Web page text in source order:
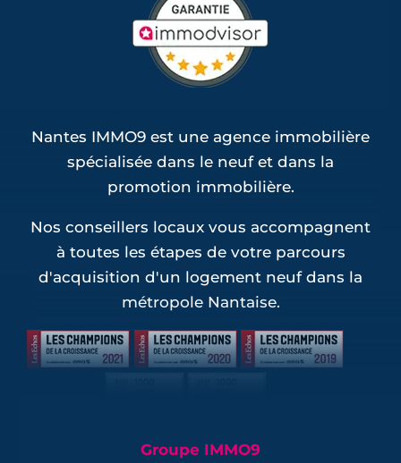
Nantes IMMO9 est une agence immobilière
spécialisée dans le neuf et dans la
promotion immobilière.
Nos conseillers locaux vous accompagnent
à toutes les étapes de votre parcours
d'acquisition d'un logement neuf dans la
métropole Nantaise.
Groupe IMMO9